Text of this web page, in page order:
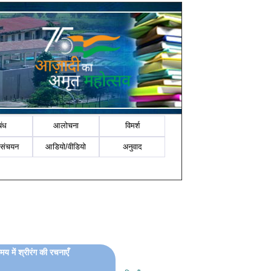
आलोचना विमर्श
आडियो/वीडियो अनुवाद
में श्रीरंग की रचनाएँ